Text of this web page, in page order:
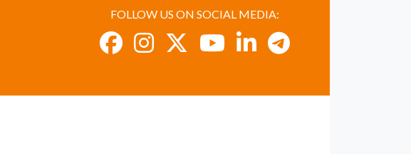
FOLLOW US ON SOCIAL MEDIA: